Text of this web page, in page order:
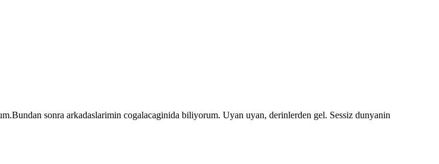
sonra arkadaslarimin cogalacaginida biliyorum. Uyan uyan, derinlerden gel. Sessiz dunyanin